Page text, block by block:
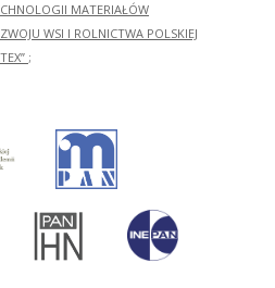
MATERIAŁÓW
WSI I ROLNICTWA POLSKIEJ
;